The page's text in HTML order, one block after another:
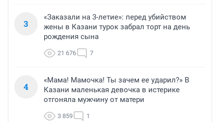
3
«Заказали на 3-летие»: перед убийством
жены в Казани турок забрал торт на день
рождения сына
21 676 7
4
«Мама! Мамочка! Ты зачем ее ударил?» В
Казани маленькая девочка в истерике
отгоняла мужчину от матери
3 859 1